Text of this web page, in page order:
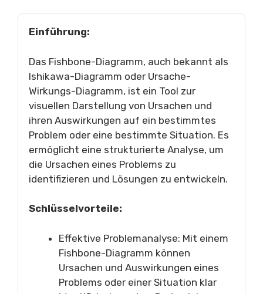
Einführung:
Das Fishbone-Diagramm, auch bekannt als
Ishikawa-Diagramm oder Ursache-
Wirkungs-Diagramm, ist ein Tool zur
visuellen Darstellung von Ursachen und
ihren Auswirkungen auf ein bestimmtes
Problem oder eine bestimmte Situation. Es
ermöglicht eine strukturierte Analyse, um
die Ursachen eines Problems zu
identifizieren und Lösungen zu entwickeln.
Schlüsselvorteile:
Effektive Problemanalyse: Mit einem
Fishbone-Diagramm können
Ursachen und Auswirkungen eines
Problems oder einer Situation klar